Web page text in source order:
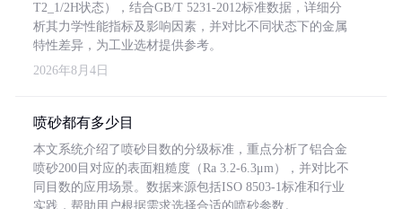
T2_1/2H状态），结合GB/T 5231-2012标准数据，详细分
析其力学性能指标及影响因素，并对比不同状态下的金属
特性差异，为工业选材提供参考。
2026年8月4日
喷砂都有多少目
本文系统介绍了喷砂目数的分级标准，重点分析了铝合金
喷砂200目对应的表面粗糙度（Ra 3.2-6.3μm），并对比不
同目数的应用场景。数据来源包括ISO 8503-1标准和行业
实践，帮助用户根据需求选择合适的喷砂参数。